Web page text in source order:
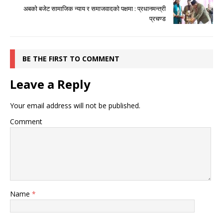
अबको बजेट सामाजिक न्याय र समाजवादको पक्षमा : प्रधानमन्त्री
प्रचण्ड
BE THE FIRST TO COMMENT
Leave a Reply
Your email address will not be published.
Comment
Name *